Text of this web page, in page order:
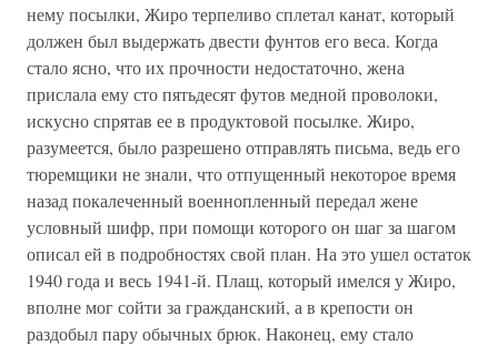
нему посылки, Жиро терпеливо сплетал канат, который
должен был выдержать двести фунтов его веса. Когда
стало ясно, что их прочности недостаточно, жена
прислала ему сто пятьдесят футов медной проволоки,
искусно спрятав ее в продуктовой посылке. Жиро,
разумеется, было разрешено отправлять письма, ведь его
тюремщики не знали, что отпущенный некоторое время
назад покалеченный военнопленный передал жене
условный шифр, при помощи которого он шаг за шагом
описал ей в подробностях свой план. На это ушел остаток
1940 года и весь 1941-й. Плащ, который имелся у Жиро,
вполне мог сойти за гражданский, а в крепости он
раздобыл пару обычных брюк. Наконец, ему стало